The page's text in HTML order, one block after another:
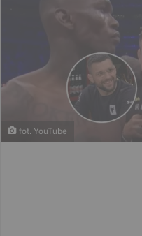
fot. YouTube